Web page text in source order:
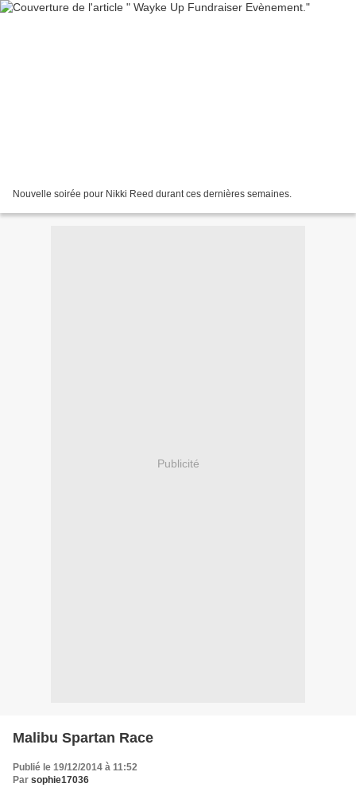
Nouvelle soirée pour Nikki Reed durant ces dernières semaines.
Publicité
Malibu Spartan Race
Publié le 19/12/2014 à 11:52
Par sophie17036